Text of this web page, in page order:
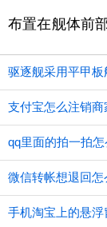
布置在舰体前
驱逐舰采用平甲
支付宝怎么注销商
qq里面的拍一拍
微信转帐想退回怎
手机淘宝上的悬浮